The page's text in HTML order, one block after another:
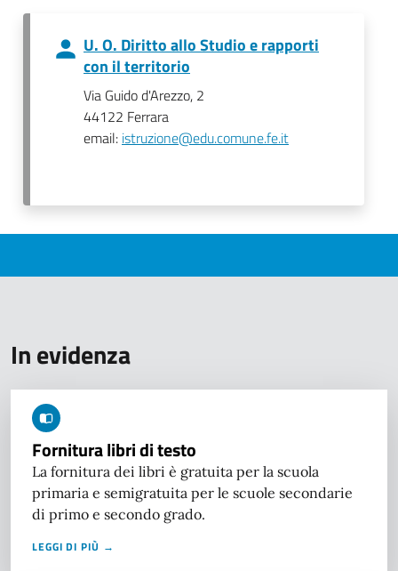
U. O. Diritto allo Studio e rapporti
con il territorio
Via Guido d'Arezzo, 2
44122 Ferrara
email: istruzione@edu.comune.fe.it
In evidenza
Fornitura libri di testo
La fornitura dei libri è gratuita per la scuola
primaria e semigratuita per le scuole secondarie
di primo e secondo grado.
LEGGI DI PIÙ →